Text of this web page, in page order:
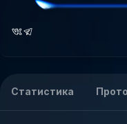
Статистика